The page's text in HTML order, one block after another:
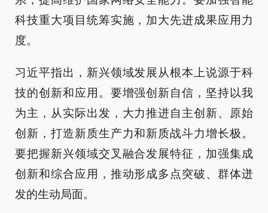
科技重大项目统筹实施，加大先进成果应用力
度。
习近平指出，新兴领域发展从根本上说源于科
技的创新和应用。要增强创新自信，坚持以我
为主，从实际出发，大力推进自主创新、原始
创新，打造新质生产力和新质战斗力增长极。
要把握新兴领域交叉融合发展特征，加强集成
创新和综合应用，推动形成多点突破、群体迸
发的生动局面。